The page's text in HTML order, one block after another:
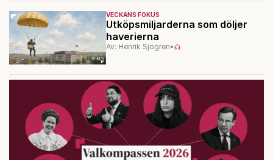
VECKANS FOKUS
Utköpsmiljarderna som döljer
haverierna
Av: Henrik Sjögren•